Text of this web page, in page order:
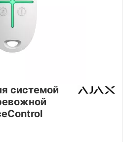
системой